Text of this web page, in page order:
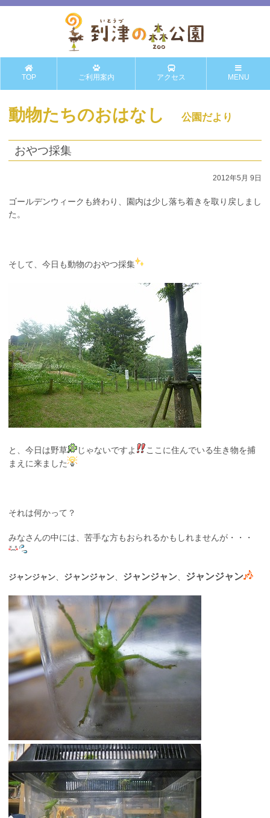
TOP ご利用案内 アクセス MENU
動物たちのおはなし 公園だより
おやつ採集
2012年5月 9日
ゴールデンウィークも終わり、園内は少し落ち着きを取り戻しまし
た。
そして、今日も動物のおやつ採集
と、今日は野草 じゃないですよ
ここに住んでいる生き物を捕
まえに来ました
それは何かって？
みなさんの中には、苦手な方もおられるかもしれませんが・・・
ジャンジャン ジャンジャン ジャンジャン ジャンジャン